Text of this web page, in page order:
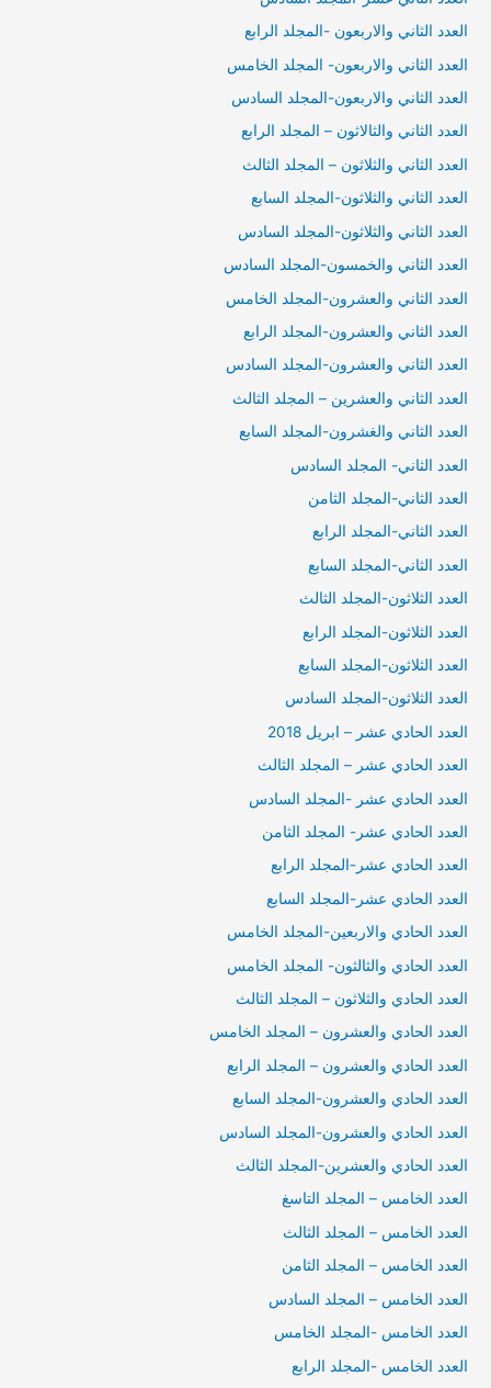
العدد الثاني والاربعون -المجلد الرابع
العدد الثاني والاربعون- المجلد الخامس
العدد الثاني والاربعون-المجلد السادس
العدد الثاني والثالاثون – المجلد الرابع
العدد الثاني والثلاثون – المجلد الثالث
العدد الثاني والثلاثون-المجلد السابع
العدد الثاني والثلاثون-المجلد السادس
العدد الثاني والخمسون-المجلد السادس
العدد الثاني والعشرون-المجلد الخامس
العدد الثاني والعشرون-المجلد الرابع
العدد الثاني والعشرون-المجلد السادس
العدد الثاني والعشرين – المجلد الثالث
العدد الثاني والغشرون-المجلد السابع
العدد الثاني- المجلد السادس
العدد الثاني-المجلد الثامن
العدد الثاني-المجلد الرابع
العدد الثاني-المجلد السابع
العدد الثلاثون-المجلد الثالث
العدد الثلاثون-المجلد الرابع
العدد الثلاثون-المجلد السابع
العدد الثلاثون-المجلد السادس
العدد الحادي عشر – ابريل 2018
العدد الحادي عشر – المجلد الثالث
العدد الحادي عشر -المجلد السادس
العدد الحادي عشر- المجلد الثامن
العدد الحادي عشر-المجلد الرابع
العدد الحادي عشر-المجلد السابع
العدد الحادي والاربعين-المجلد الخامس
العدد الحادي والثالثون- المجلد الخامس
العدد الحادي والثلاثون – المجلد الثالث
العدد الحادي والعشرون – المجلد الخامس
العدد الحادي والعشرون – المجلد الرابع
العدد الحادي والعشرون-المجلد السابع
العدد الحادي والعشرون-المجلد السادس
العدد الحادي والعشرين-المجلد الثالث
العدد الخامس – المجلد التاسغ
العدد الخامس – المجلد الثالث
العدد الخامس – المجلد الثامن
العدد الخامس – المجلد السادس
العدد الخامس -المجلد الخامس
العدد الخامس -المجلد الرابع